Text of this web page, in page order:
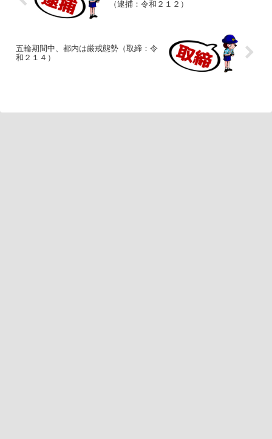
（逮捕：令和２１２）
五輪期間中、都内は厳戒態勢（取締：令
和２１４）